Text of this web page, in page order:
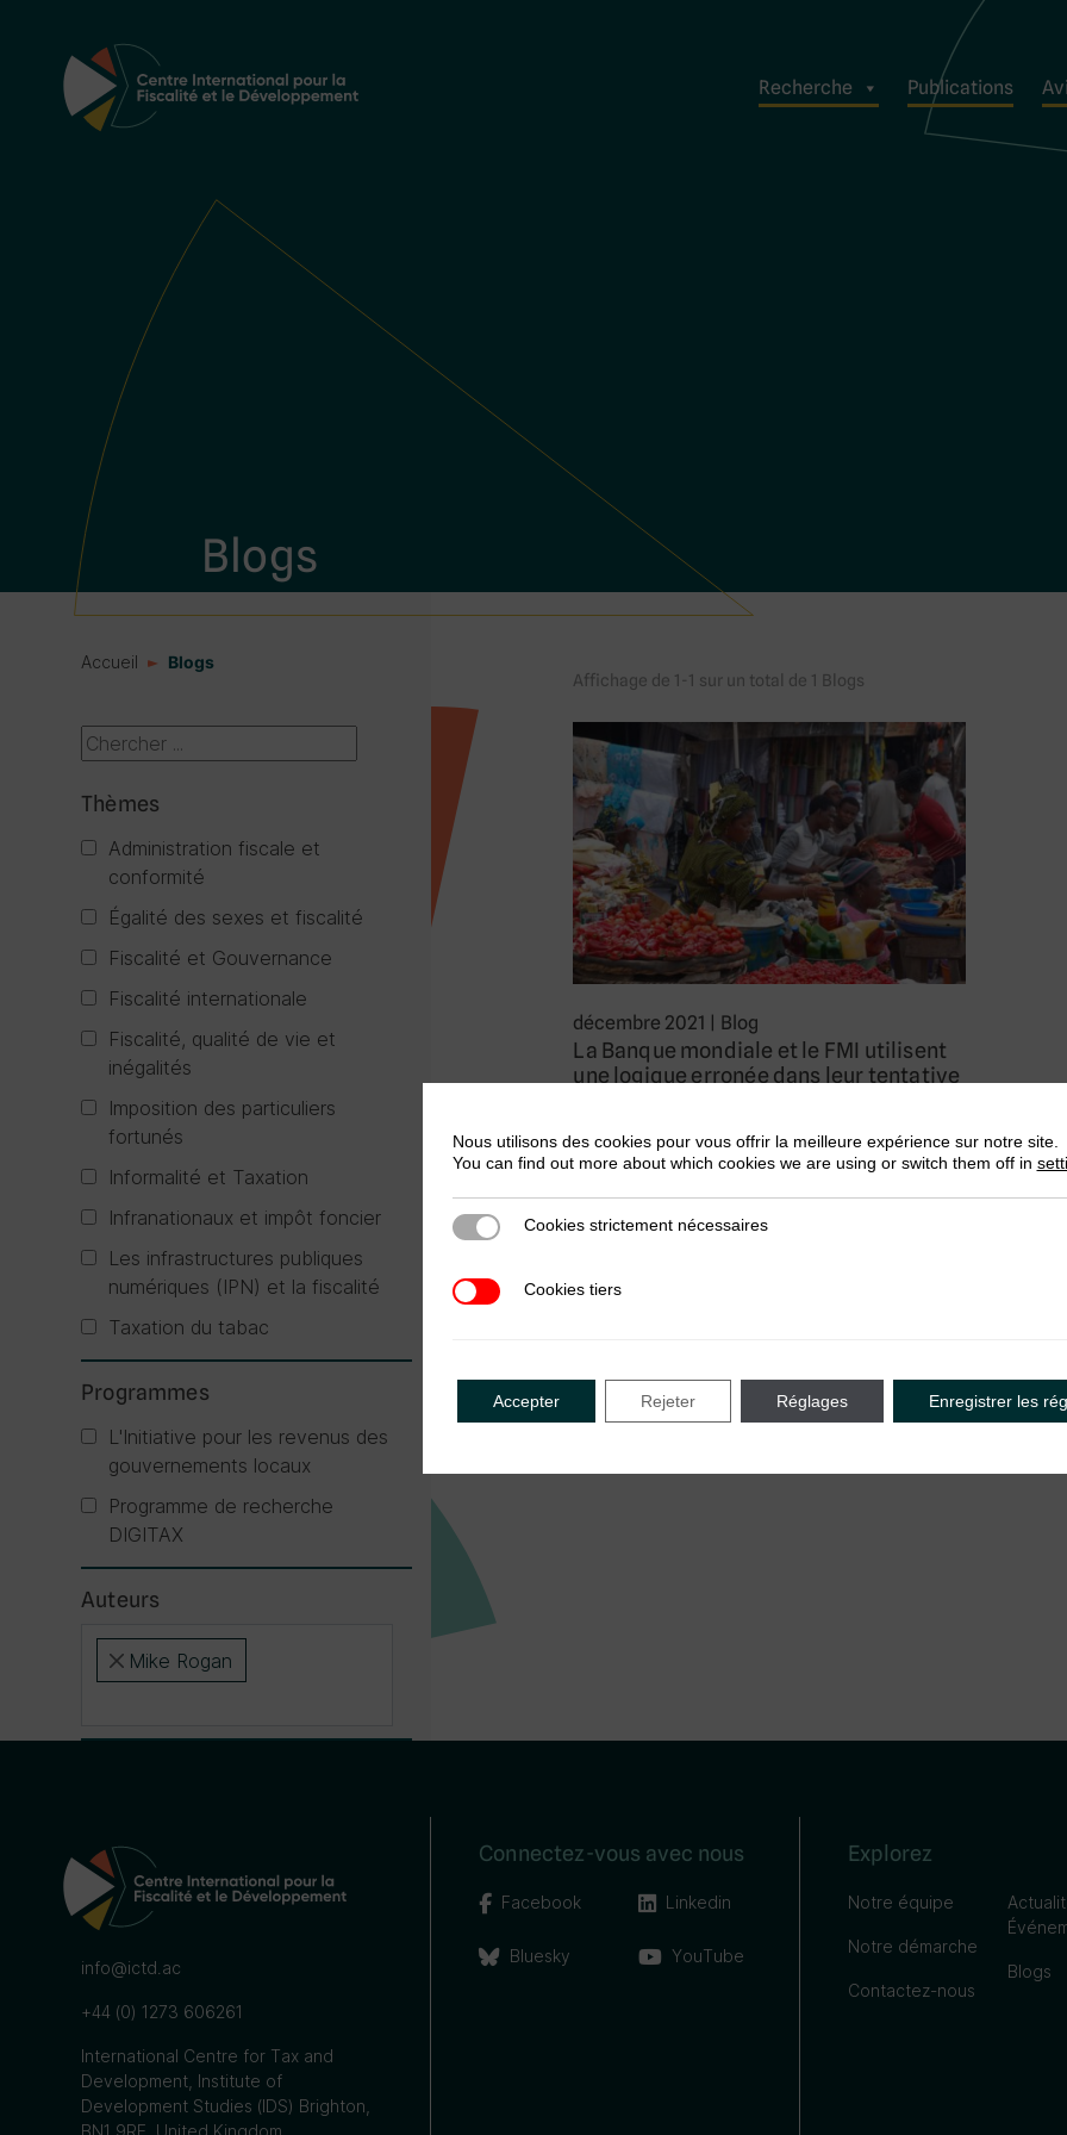
Navigation principale Recherche Publications
Blogs
Accueil Blogs
Thèmes
Administration fiscale et
conformité
Égalité des sexes et fiscalité
Fiscalité et Gouvernance
Fiscalité internationale
Fiscalité, qualité de vie et
inégalités
Imposition des particuliers
fortunés
Informalité et Taxation
Infranationaux et impôt foncier
Les infrastructures publiques
numériques (IPN) et la fiscalité
Taxation du tabac
Programmes
L'Initiative pour les revenus des
gouvernements locaux
Programme de recherche
DIGITAX
Auteurs
×Mike Rogan
Affichage de 1-1 sur un total de 1 Blogs
décembre 2021 | Blog
La Banque mondiale et le FMI utilisent
une logique erronée dans leur tentative
par Max Gallien, Vanessa Van den Boogaard
& Mike Rogan
De nombreux pays à revenu faible ou
intermédiaire sont confrontés à une
info@ictd.ac
+44 (0) 1273 606261
International Centre for Tax and
Development, Institute of
Development Studies (IDS) Brighton,
Connectez-vous avec nous
Facebook
Bluesky
Linkedin
YouTube
Explorez
Notre équipe
Notre démarche
Contactez-nous
Blogs
Nous utilisons des cookies pour vous offrir la meilleure expérience sur notre site.
You can find out more about which cookies we are using or switch them off in
Cookies strictement nécessaires
Cookies strictement nécessaires
Cookies tiersCookies tiers
Accepter Rejeter Réglages Enregistrer les